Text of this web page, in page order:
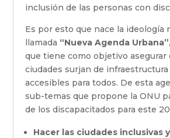
inclusión de las personas con
Es por esto que nace la ideología
llamada “Nueva Agenda Urbana”
que tiene como objetivo asegurar
ciudades surjan de
accesibles para todos. De esta
sub-temas que propone la ONU
de los discapacitados para este
Hacer las ciudades inclusivas